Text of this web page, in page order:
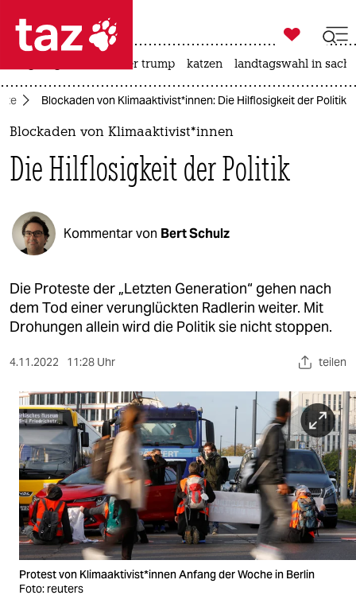
 taz zahl ich
taz zahl ich
politik
öko
gesellschaft
kultur
sport
berlin
nord
wahrheit
verlag
verlag
veranstaltungen
shop
fragen & hilfe

taz zahl ich
usa unter trump katzen landtagswahl in
Blockaden von Kli­ma­ak­ti­vis­t*in­nen: Die Hilflosigkeit der Politik
Blockaden von Kli­ma­ak­ti­vis­t*in­nen
Die Hilflosigkeit der Politik
Kommentar von Bert Schulz
Die Proteste der „Letzten Generation“ gehen nach
dem Tod einer verunglückten Radlerin weiter. Mit
Drohungen allein wird die Politik sie nicht stoppen.
4.11.2022 11:28 Uhr teilen
Protest von Kli­ma­ak­ti­vis­t*in­nen Anfang der Woche in Berlin
Foto: reuters